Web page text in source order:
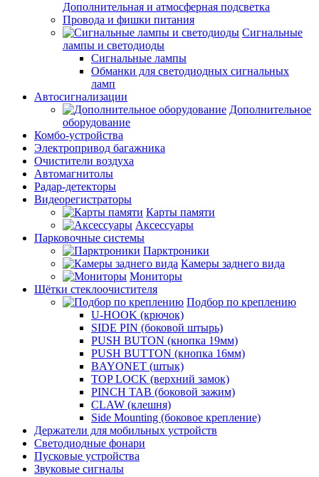
Дополнительная и атмосферная подсветка
Провода и фишки питания
Cигнальные
лампы и светодиоды
Сигнальные лампы
Обманки для светодиодных сигнальных
ламп
Автосигнализации
Дополнительное
оборудование
Комбо-устройства
Электропривод багажника
Очистители воздуха
Автомагнитолы
Радар-детекторы
Видеорегистраторы
Карты памяти
Аксессуары
Парковочные системы
Парктроники
Камеры заднего вида
Мониторы
Щётки стеклоочистителя
Подбор по креплению
U-HOOK (крючок)
SIDE PIN (боковой штырь)
PUSH BUTON (кнопка 19мм)
PUSH BUTTON (кнопка 16мм)
BAYONET (штык)
TOP LOCK (верхний замок)
PINCH TAB (боковой зажим)
CLAW (клешня)
Side Mounting (боковое крепление)
Держатели для мобильных устройств
Светодиодные фонари
Пусковые устройства
Звуковые сигналы